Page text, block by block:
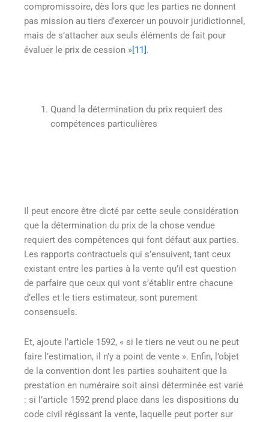
compromissoire, dès lors que les parties ne donnent
pas mission au tiers d’exercer un pouvoir juridictionnel,
mais de s’attacher aux seuls éléments de fait pour
évaluer le prix de cession »[11].
Quand la détermination du prix requiert des
compétences particulières
Il peut encore être dicté par cette seule considération
que la détermination du prix de la chose vendue
requiert des compétences qui font défaut aux parties.
Les rapports contractuels qui s’ensuivent, tant ceux
existant entre les parties à la vente qu’il est question
de parfaire que ceux qui vont s’établir entre chacune
d’elles et le tiers estimateur, sont purement
consensuels.
Et, ajoute l’article 1592, « si le tiers ne veut ou ne peut
faire l’estimation, il n’y a point de vente ». Enfin, l’objet
de la convention dont les parties souhaitent que la
prestation en numéraire soit ainsi déterminée est varié
: si l’article 1592 prend place dans les dispositions du
code civil régissant la vente, laquelle peut porter sur